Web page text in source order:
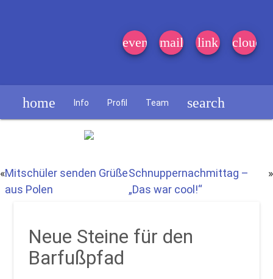
event_note
mail link cloud
home Info Profil Team search
«Mitschüler senden Grüße
aus Polen
Schnuppernachmittag –
„Das war cool!“
»
Neue Steine für den
Barfußpfad